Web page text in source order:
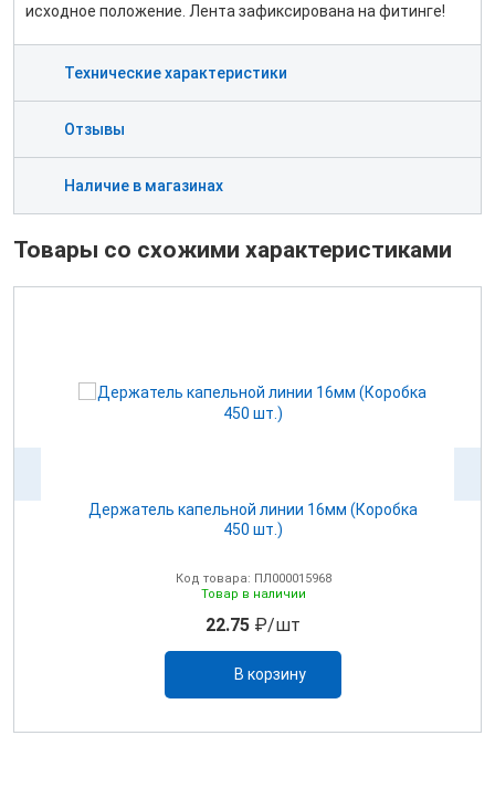
исходное положение. Лента зафиксирована на фитинге!
Технические характеристики
Отзывы
Наличие в магазинах
Товары со схожими характеристиками
Держатель капельной линии 16мм (Коробка
450 шт.)
Код товара: ПЛ000015968
Товар в наличии
22.75 ₽/шт
В корзину